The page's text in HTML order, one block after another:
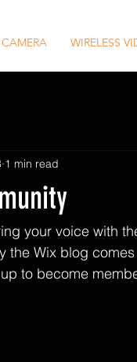
WIRELESS
1 min read
your voice with
the Wix blog
to become